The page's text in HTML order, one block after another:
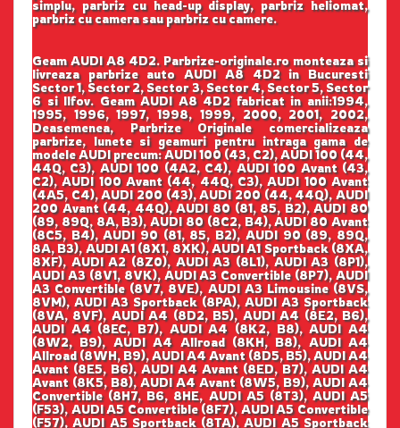
simplu, parbriz cu head-up display, parbriz heliomat,
parbriz cu camera sau parbriz cu camere.
Geam AUDI A8 4D2. Parbrize-originale.ro monteaza si
livreaza parbrize auto AUDI A8 4D2 in Bucuresti
Sector 1, Sector 2, Sector 3, Sector 4, Sector 5, Sector
6 si Ilfov. Geam AUDI A8 4D2 fabricat in anii:1994,
1995, 1996, 1997, 1998, 1999, 2000, 2001, 2002,
Deasemenea, Parbrize Originale comercializeaza
parbrize, lunete si geamuri pentru intraga gama de
modele AUDI precum: AUDI 100 (43, C2), AUDI 100 (44,
44Q, C3), AUDI 100 (4A2, C4), AUDI 100 Avant (43,
C2), AUDI 100 Avant (44, 44Q, C3), AUDI 100 Avant
(4A5, C4), AUDI 200 (43), AUDI 200 (44, 44Q), AUDI
200 Avant (44, 44Q), AUDI 80 (81, 85, B2), AUDI 80
(89, 89Q, 8A, B3), AUDI 80 (8C2, B4), AUDI 80 Avant
(8C5, B4), AUDI 90 (81, 85, B2), AUDI 90 (89, 89Q,
8A, B3), AUDI A1 (8X1, 8XK), AUDI A1 Sportback (8XA,
8XF), AUDI A2 (8Z0), AUDI A3 (8L1), AUDI A3 (8P1),
AUDI A3 (8V1, 8VK), AUDI A3 Convertible (8P7), AUDI
A3 Convertible (8V7, 8VE), AUDI A3 Limousine (8VS,
8VM), AUDI A3 Sportback (8PA), AUDI A3 Sportback
(8VA, 8VF), AUDI A4 (8D2, B5), AUDI A4 (8E2, B6),
AUDI A4 (8EC, B7), AUDI A4 (8K2, B8), AUDI A4
(8W2, B9), AUDI A4 Allroad (8KH, B8), AUDI A4
Allroad (8WH, B9), AUDI A4 Avant (8D5, B5), AUDI A4
Avant (8E5, B6), AUDI A4 Avant (8ED, B7), AUDI A4
Avant (8K5, B8), AUDI A4 Avant (8W5, B9), AUDI A4
Convertible (8H7, B6, 8HE, AUDI A5 (8T3), AUDI A5
(F53), AUDI A5 Convertible (8F7), AUDI A5 Convertible
(F57), AUDI A5 Sportback (8TA), AUDI A5 Sportback